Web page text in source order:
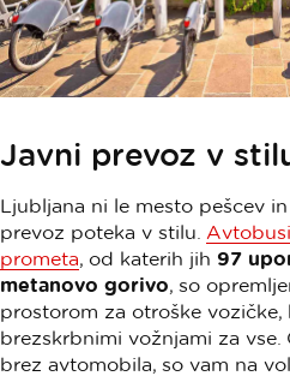
Javni prevoz v
Ljubljana ni le mesto pešcev
prevoz poteka v stilu.
prometa, od katerih jih 97
metanovo gorivo, so
prostorom za otroške vozičke,
brezskrbnimi vožnjami za
brez avtomobila, so vam na